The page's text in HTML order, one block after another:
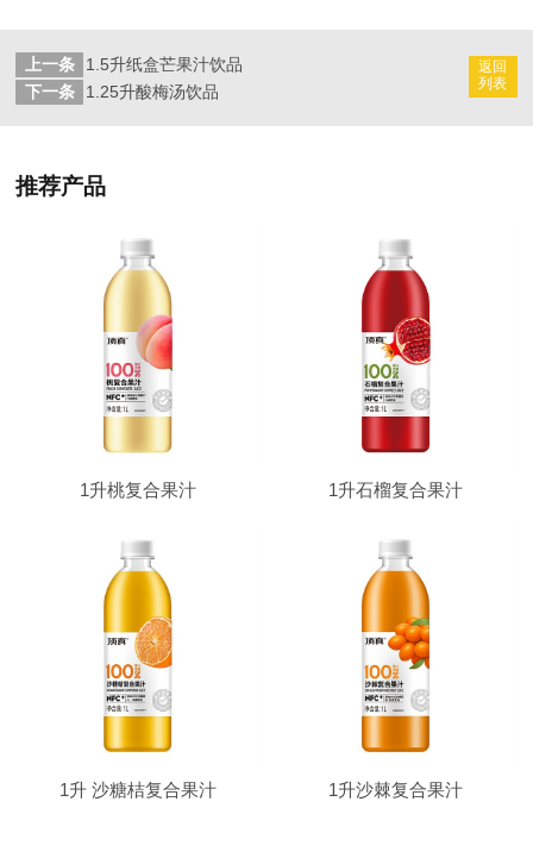
返回
列表
上一条
1.5升纸盒芒果汁饮品
下一条
1.25升酸梅汤饮品
推荐产品
1升桃复合果汁 1升石榴复合果汁
1升 沙糖桔复合果汁 1升沙棘复合果汁